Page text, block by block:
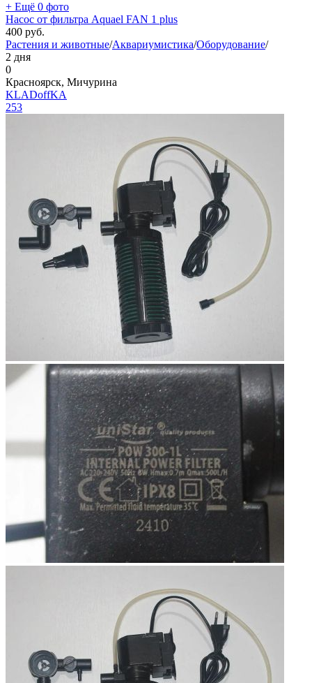
+ Ещё 0 фото
Насос от фильтра Aquael FAN 1 plus
400 руб.
Растения и животные/Аквариумистика/Оборудование/
2 дня
0
Красноярск, Мичурина
KLADoffKA
253